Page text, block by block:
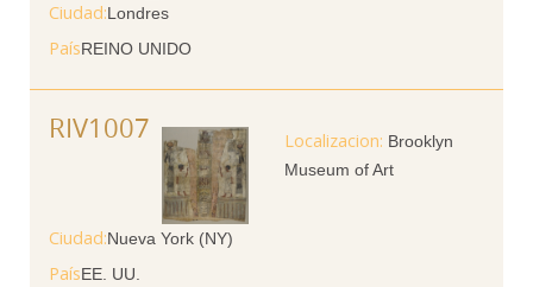
Ciudad Londres
PaísREINO UNIDO
RIV1007
Brooklyn
Museum of Art
Ciudad Nueva York (NY)
PaísEE. UU.